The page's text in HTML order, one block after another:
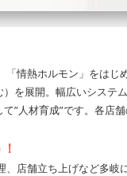
情熱ホルモン」をは
を展開。幅広いシス
”人材育成”です。各店
店舗立ち上げなど多